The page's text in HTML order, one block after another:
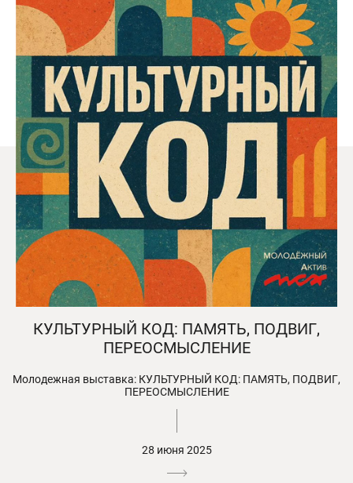
КУЛЬТУРНЫЙ КОД: ПАМЯТЬ, ПОДВИГ,
ПЕРЕОСМЫСЛЕНИЕ
Молодежная выставка: КУЛЬТУРНЫЙ КОД: ПАМЯТЬ, ПОДВИГ,
ПЕРЕОСМЫСЛЕНИЕ
28 июня 2025